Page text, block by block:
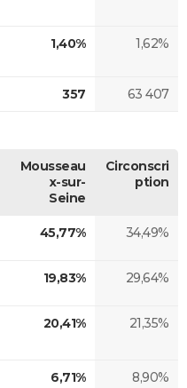
1,40% 1,62%
357 63 407
Mousseau
x-sur-
Seine
Circonscri
ption
45,77% 34,49%
19,83% 29,64%
20,41% 21,35%
6,71% 8,90%